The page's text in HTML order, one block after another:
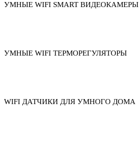
УМНЫЕ WIFI SMART ВИДЕОКАМЕРЫ
УМНЫЕ WIFI ТЕРМОРЕГУЛЯТОРЫ
WIFI ДАТЧИКИ ДЛЯ УМНОГО ДОМА